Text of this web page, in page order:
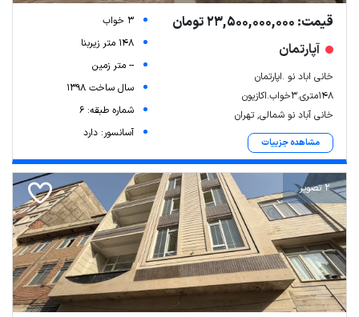
قیمت: 23,500,000,000 تومان
آپارتمان
خانی اباد نو .اپارتمان
148متری.3خواب.اکازیون
خانی آباد نو شمالی, تهران
مشاهده جزییات
3 خواب
148 متر زیربنا
-- متر زمین
سال ساخت 1398
شماره طبقه: 6
آسانسور: دارد
2 تصویر